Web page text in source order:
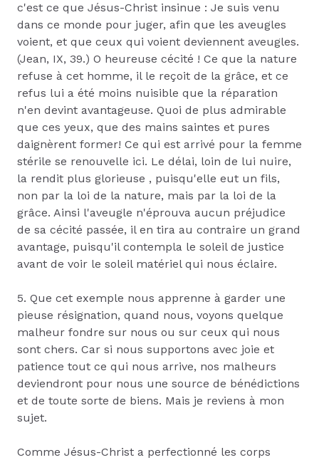
c'est ce que Jésus-Christ insinue : Je suis venu
dans ce monde pour juger, afin que les aveugles
voient, et que ceux qui voient deviennent aveugles.
(Jean, IX, 39.) O heureuse cécité ! Ce que la nature
refuse à cet homme, il le reçoit de la grâce, et ce
refus lui a été moins nuisible que la réparation
n'en devint avantageuse. Quoi de plus admirable
que ces yeux, que des mains saintes et pures
daignèrent former! Ce qui est arrivé pour la femme
stérile se renouvelle ici. Le délai, loin de lui nuire,
la rendit plus glorieuse , puisqu'elle eut un fils,
non par la loi de la nature, mais par la loi de la
grâce. Ainsi l'aveugle n'éprouva aucun préjudice
de sa cécité passée, il en tira au contraire un grand
avantage, puisqu'il contempla le soleil de justice
avant de voir le soleil matériel qui nous éclaire.
5. Que cet exemple nous apprenne à garder une
pieuse résignation, quand nous, voyons quelque
malheur fondre sur nous ou sur ceux qui nous
sont chers. Car si nous supportons avec joie et
patience tout ce qui nous arrive, nos malheurs
deviendront pour nous une source de bénédictions
et de toute sorte de biens. Mais je reviens à mon
sujet.
Comme Jésus-Christ a perfectionné les corps